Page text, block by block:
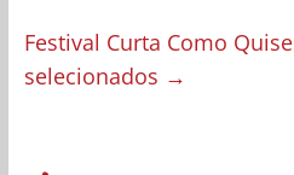
Festival Curta Como
selecionados →